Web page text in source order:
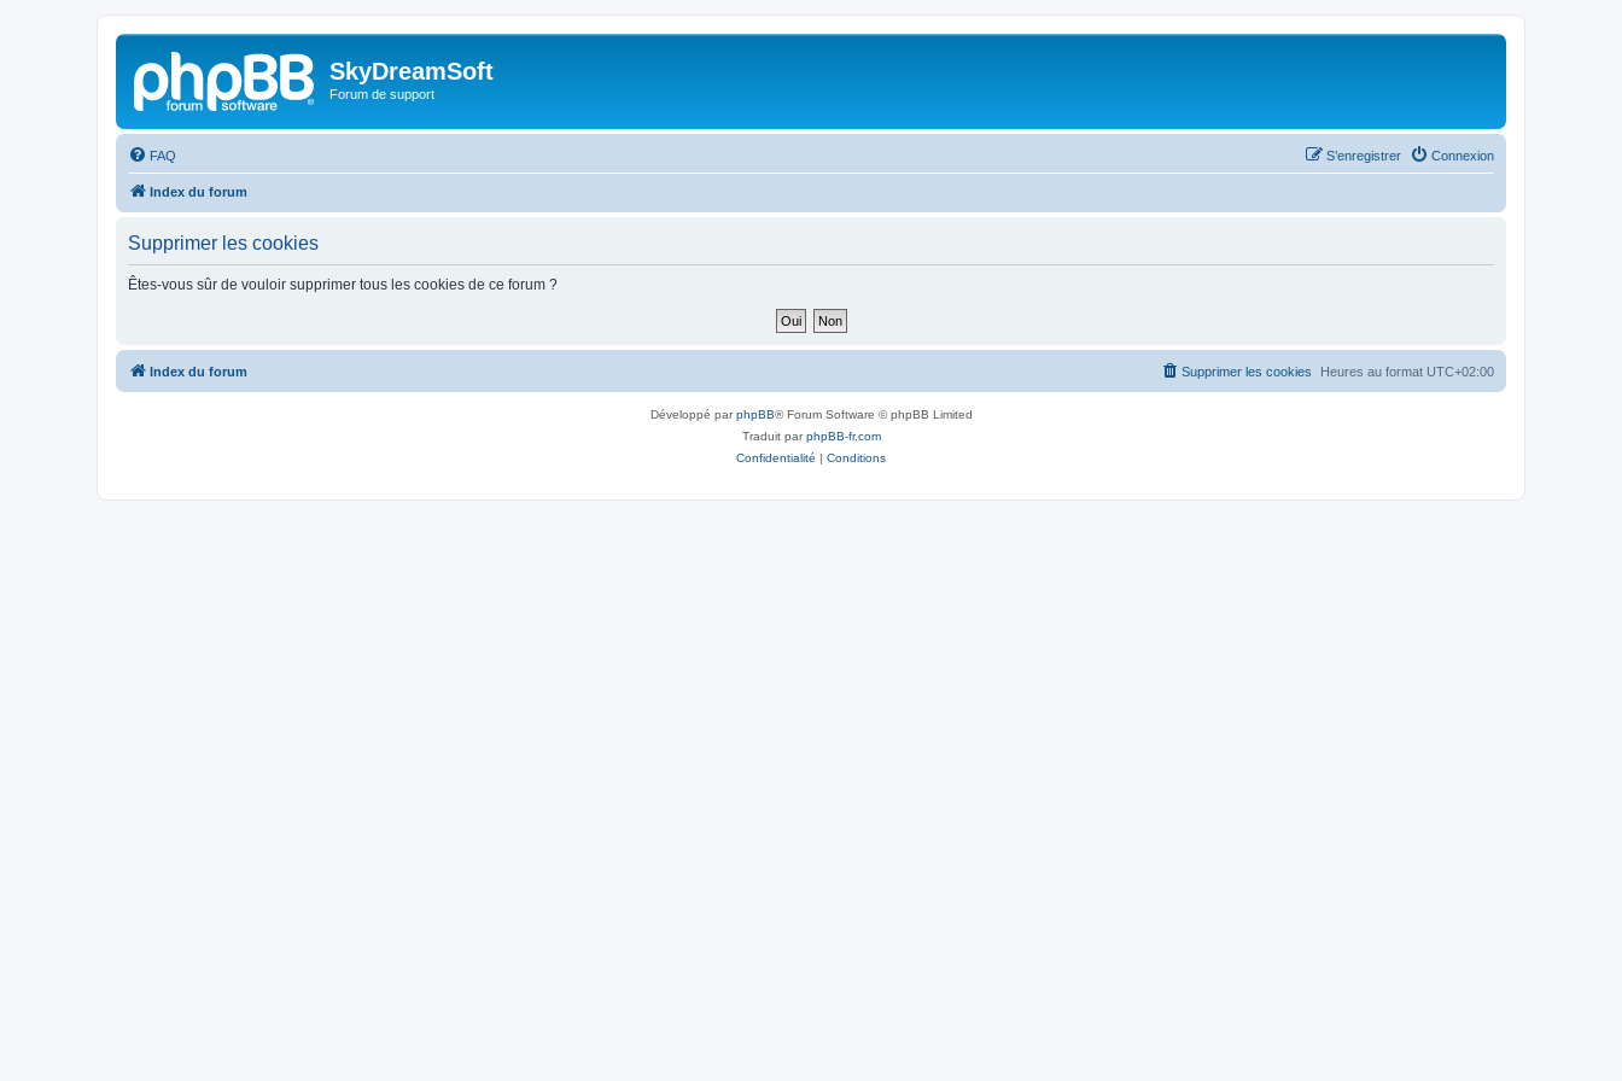
SkyDreamSoft
Forum de support
FAQ Connexion
S’enregistrer
Index du forum
Supprimer les cookies
Êtes-vous sûr de vouloir supprimer tous les cookies de ce forum ?
Index du forum Heures au format UTC+02:00
Supprimer les cookies
Développé parphpBB® Forum Software © phpBB Limited
Traduit parphpBB-fr.com
Confidentialité | Conditions